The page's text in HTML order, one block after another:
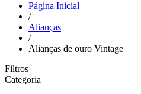
Página Inicial
/
Alianças
/
Alianças de ouro Vintage
Filtros
Categoria